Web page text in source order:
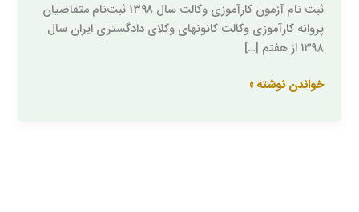
ثبت نام آزمون کارآموزی وکالت سال 1398 ثبت‌نام متقاضیان
پروانه کارآموزی وکالت کانونهای وکلای دادگستری ایران سال
۱۳۹۸ از هفتم […]
آزمون
وکالت
98
خواندن نوشته »